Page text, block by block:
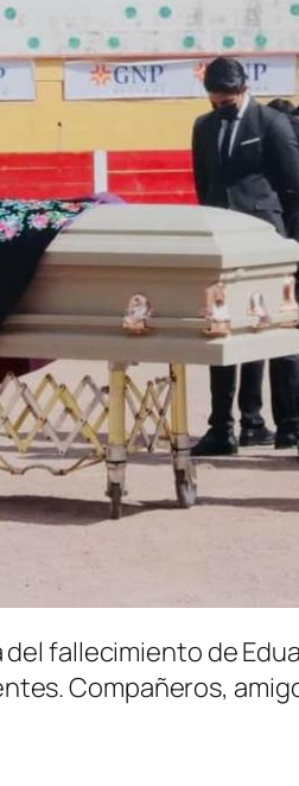
fallecimiento de
Compañeros,